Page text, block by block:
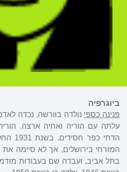
ביוגרפיה
פנינה כספי
עלתה עם הוריה ואחיה ארצה.
הדתי
המזרחי בירושלים, אך לא סיימה את
בתל אביב, ועבדה שם בעבודות